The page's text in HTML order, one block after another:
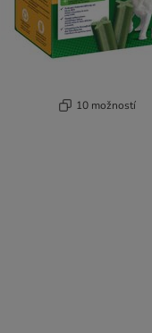
10 možností